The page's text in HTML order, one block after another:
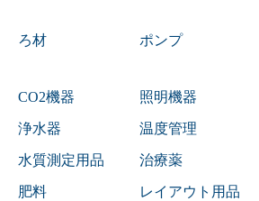
ろ材 ポンプ
CO2機器 照明機器
浄水器 温度管理
水質測定用品 治療薬
肥料 レイアウト用品